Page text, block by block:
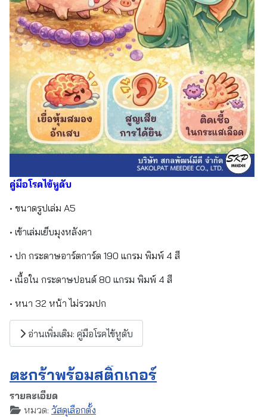
คู่มือโรคไข้หูดับ
• ขนาดรูปเล่ม A5
• เข้าเล่มเย็บมุงหลังคา
• ปก กระดาษอาร์ตการ์ด 190 แกรม พิมพ์ 4 สี
• เนื้อใน กระดาษปอนด์ 80 แกรม พิมพ์ 4 สี
• หนา 32 หน้า ไม่รวมปก
อ่านเพิ่มเติม: คู่มือโรคไข้หูดับ
ตะกร้าพร้อมสติ๊กเกอร์
รายละเอียด
หมวด: วัสดุเลือกตั้ง